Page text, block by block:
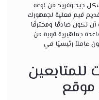
جيد وفريد ​​من نوعه
قيم فعلية لجمهورك
تكون صادقًا ومحترفًا
جماهيرية قوية من
عاملاً رئيسيًا في
للمتابعين
موقع